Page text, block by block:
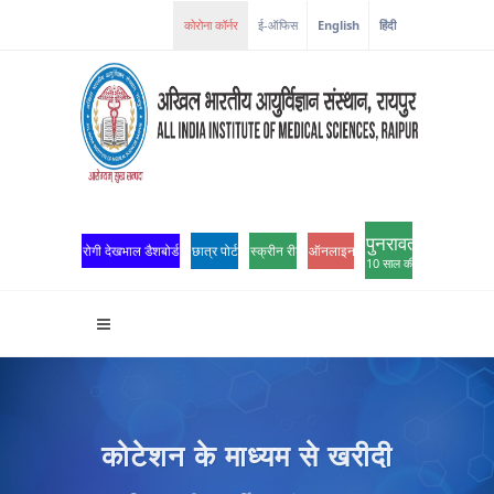
ई-ऑफिस English हिंदी
रोगी देखभाल डैशबोर्ड छात्र पोर्टल स्क्रीन रीडर एक्सेसऑनलाइन ओपीडी पंजीकरण
पुनरावर्तन
10 साल की उत्कृष्टता
कोटेशन के माध्यम से खरीदी